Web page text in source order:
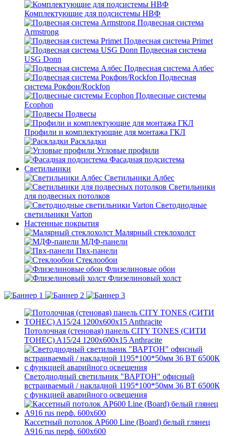
Комплектующие для подсистемы НВФ
Подвесная система
Armstrong
Подвесная система Primet
Подвесная система
USG Donn
Подвесная система Албес
Подвесная
система Рокфон/Rockfon
Подвесные системы
Ecophon
Подвесы
Профили и комплектующие для монтажа ГКЛ
Раскладки
Угловые профили
Фасадная подсистема
Светильники
Светильники Албес
Светильники
для подвесных потолков
Светодиодные
светильники Varton
Настенные покрытия
Малярный стеклохолст
МДФ-панели
Пвх-панели
Стеклообои
Флизелиновые обои
Флизелиновый холст
Потолочная (стеновая) панель CITY TONES (CИТИ
ТОНЕС) A15/24 1200x600x15 Anthracite
Светодиодный светильник "ВАРТОН" офисный
встраиваемый / накладной 1195*100*50мм 36 ВТ 6500К
с функцией аварийного освещения
Кассетный потолок AP600 Line (Board) белый глянец
А916 rus перф. 600x600